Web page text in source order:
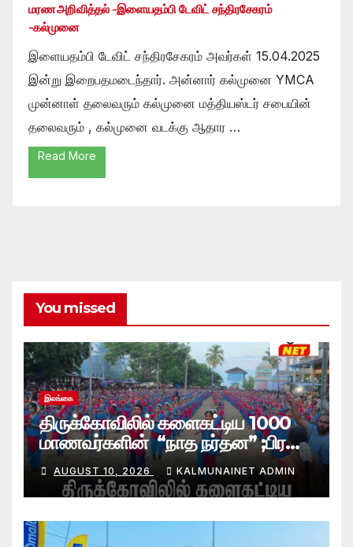
மரண அறிவித்தல் -இளையதம்பி டேவிட் சந்திரசேகரம்
-கல்முனை
இளையதம்பி டேவிட் சந்திரசேகரம் அவர்கள் 15.04.2025
இன்று இறைபதமடைந்தார். அன்னார் கல்முனை YMCA
முன்னாள் தலைவரும் கல்முனை மத்தியஸ்டர் சபையின்
தலைவரும் , கல்முனை வடக்கு ஆதார …
Read More
You missed
இலங்கை
திருக்கோவிலில் களைகட்டிய 1000
மாணவர்களின் “நாத நர்தன” ;பிரதி
போலீஸ் மாஅதிபரும் பங்கேற்பு
AUGUST 10, 2026 KALMUNAINET ADMIN